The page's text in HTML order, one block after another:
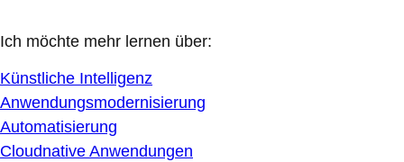
Ich möchte mehr lernen über:
Künstliche Intelligenz
Anwendungsmodernisierung
Automatisierung
Cloudnative Anwendungen